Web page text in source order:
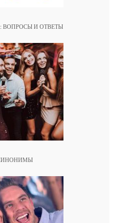
ВОПРОСЫ И ОТВЕТЫ